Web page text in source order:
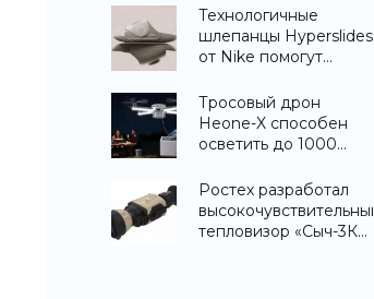
«Гаджеты»
Технологичные
шлепанцы Hyperslides
от Nike помогут
ноги после
тренировки -
«Гаджеты»
Тросовый дрон
Heone-X способен
осветить до 1000
земли -
«Беспилотники»
Ростех разработал
высокочувствительный
тепловизор «Сыч-3К»